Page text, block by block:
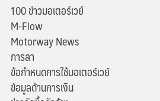
100 ข่าวมอเตอร์เวย์
M-Flow
Motorway News
การลา
ข้อกำหนดการใช้มอเตอร์เวย์
ข้อมูลด้านการเงิน